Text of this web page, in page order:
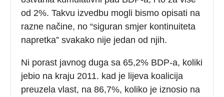
od 2%. Takvu izvedbu mogli bismo opisati na
razne načine, no “siguran smjer kontinuiteta
napretka” svakako nije jedan od njih.
Ni porast javnog duga sa 65,2% BDP-a, koliki
jebio na kraju 2011. kad je lijeva koalicija
preuzela vlast, na 86,7%, koliko je iznosio na